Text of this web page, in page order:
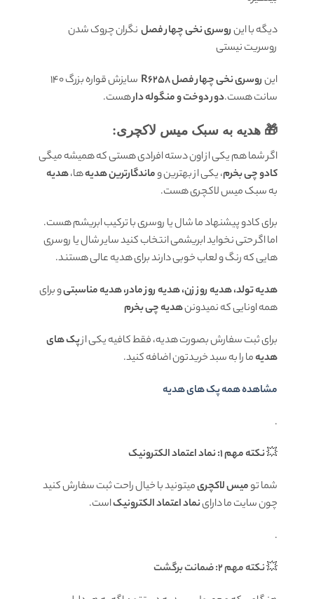
دیگه با اینروسری نخی چهار فصل نگران چروک شدن
روسریت نیستی
اینروسری نخی چهار فصل R6258
سایزش قواره بزرگ 140
سانت هست.دور دوخت و منگوله دارهست.
🎁 هدیه به سبک میس لاکچری:
اگر شما هم یکی از اون دسته افرادی هستی که همیشه میگی
کادو چی بخرم، یکی از بهترین وماندگارترین هدیهها،هدیه
به سبک میس لاکچری هست.
برای کادو پیشنهاد ما شال یا روسری با ترکیب ابریشم هست.
اما اگر حتی نخواید ابریشمی انتخاب کنید سایر شال یا روسری
هایی که رنگ و لعاب خوبی دارند برای هدیه عالی هستند.
هدیه تولد، هدیه روز زن، هدیه روز مادر، هدیه مناسبتیو برای
همه اونایی که نمیدوننهدیه چی بخرم
برای ثبت سفارش بصورت هدیه، فقط کافیه یکی ازپک های
هدیهما را به سبد خریدتون اضافه کنید.
مشاهده همه پک های هدیه
.
💥نکته مهم 1: نماد اعتماد الکترونیک
شما تومیس لاکچریمیتونید با خیال راحت ثبت سفارش کنید
چون سایت ما داراینماد اعتماد الکترونیکاست.
.
💥نکته مهم 2: ضمانت برگشت